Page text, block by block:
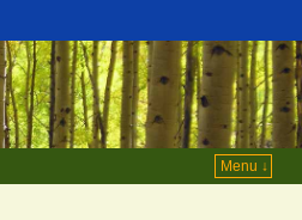
Menu ↓